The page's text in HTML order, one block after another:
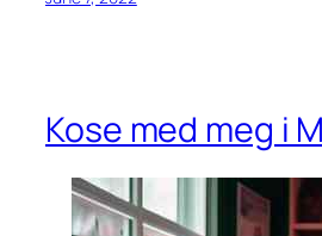
Kose med meg i